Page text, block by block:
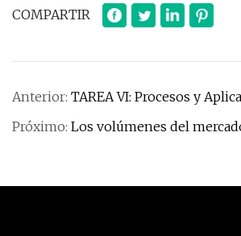
COMPARTIR
Anterior: TAREA VI: Procesos y
Próximo: Los volúmenes del